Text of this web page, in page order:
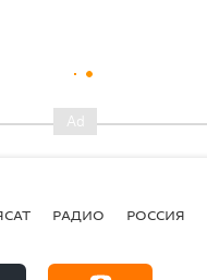
РАДИО РОССИЯ